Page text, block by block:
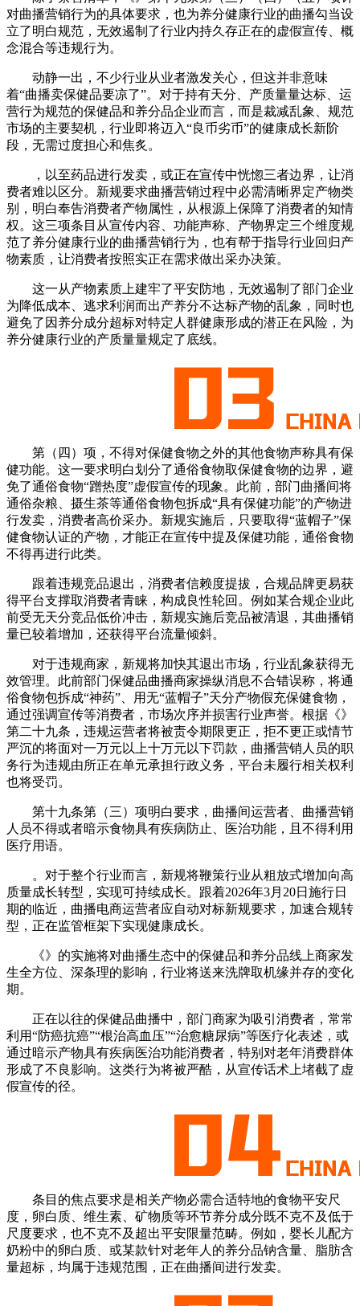
对曲播营销行为的具体要求，也为养分健康行业的曲播勾当设
立了明白规范，无效遏制了行业内持久存正在的虚假宣传、概
念混合等违规行为。
动静一出，不少行业从业者激发关心，但这并非意味
着“曲播卖保健品要凉了”。对于持有天分、产质量量达标、运
营行为规范的保健品和养分品企业而言，而是裁减乱象、规范
市场的主要契机，行业即将迈入“良币劣币”的健康成长新阶
段，无需过度担心和焦炙。
，以至药品进行发卖，或正在宣传中恍惚三者边界，让消
费者难以区分。新规要求曲播营销过程中必需清晰界定产物类
别，明白奉告消费者产物属性，从根源上保障了消费者的知情
权。这三项条目从宣传内容、功能声称、产物界定三个维度规
范了养分健康行业的曲播营销行为，也有帮于指导行业回归产
物素质，让消费者按照实正在需求做出采办决策。
这一从产物素质上建牢了平安防地，无效遏制了部门企业
为降低成本、逃求利润而出产养分不达标产物的乱象，同时也
避免了因养分成分超标对特定人群健康形成的潜正在风险，为
养分健康行业的产质量量规定了底线。
第（四）项，不得对保健食物之外的其他食物声称具有保
健功能。这一要求明白划分了通俗食物取保健食物的边界，避
免了通俗食物“蹭热度”虚假宣传的现象。此前，部门曲播间将
通俗杂粮、摄生茶等通俗食物包拆成“具有保健功能”的产物进
行发卖，消费者高价采办。新规实施后，只要取得“蓝帽子”保
健食物认证的产物，才能正在宣传中提及保健功能，通俗食物
不得再进行此类。
跟着违规竞品退出，消费者信赖度提拔，合规品牌更易获
得平台支撑取消费者青睐，构成良性轮回。例如某合规企业此
前受无天分竞品低价冲击，新规实施后竞品被清退，其曲播销
量已较着增加，还获得平台流量倾斜。
对于违规商家，新规将加快其退出市场，行业乱象获得无
效管理。此前部门保健品曲播商家操纵消息不合错误称，将通
俗食物包拆成“神药”、用无“蓝帽子”天分产物假充保健食物，
通过强调宣传等消费者，市场次序并损害行业声誉。根据《》
第二十九条，违规运营者将被责令期限更正，拒不更正或情节
严沉的将面对一万元以上十万元以下罚款，曲播营销人员的职
务行为违规由所正在单元承担行政义务，平台未履行相关权利
也将受罚。
第十九条第（三）项明白要求，曲播间运营者、曲播营销
人员不得或者暗示食物具有疾病防止、医治功能，且不得利用
医疗用语。
。对于整个行业而言，新规将鞭策行业从粗放式增加向高
质量成长转型，实现可持续成长。跟着2026年3月20日施行日
期的临近，曲播电商运营者应自动对标新规要求，加速合规转
型，正在监管框架下实现健康成长。
《》的实施将对曲播生态中的保健品和养分品线上商家发
生全方位、深条理的影响，行业将送来洗牌取机缘并存的变化
期。
正在以往的保健品曲播中，部门商家为吸引消费者，常常
利用“防癌抗癌”“根治高血压”“治愈糖尿病”等医疗化表述，或
通过暗示产物具有疾病医治功能消费者，特别对老年消费群体
形成了不良影响。这类行为将被严酷，从宣传话术上堵截了虚
假宣传的径。
条目的焦点要求是相关产物必需合适特地的食物平安尺
度，卵白质、维生素、矿物质等环节养分成分既不克不及低于
尺度要求，也不克不及超出平安限量范畴。例如，婴长儿配方
奶粉中的卵白质、或某款针对老年人的养分品钠含量、脂肪含
量超标，均属于违规范围，正在曲播间进行发卖。